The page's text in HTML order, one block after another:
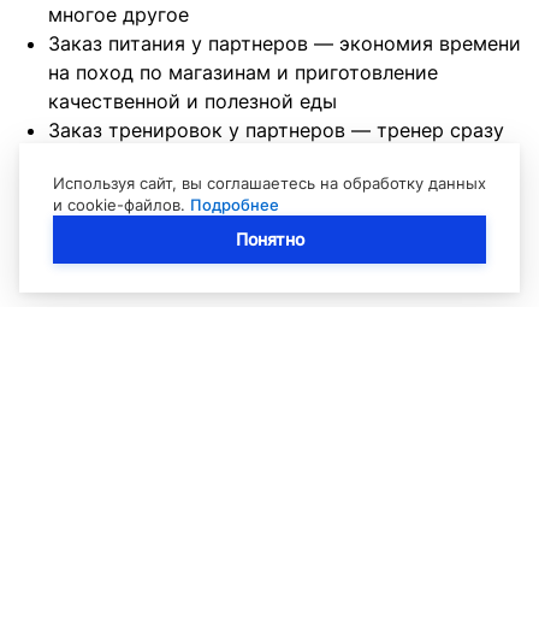
многое другое
Заказ питания у партнеров — экономия времени
на поход по магазинам и приготовление
качественной и полезной еды
Заказ тренировок у партнеров — тренер сразу
тренировок
Используя сайт, вы соглашаетесь на обработку данных
и cookie-файлов. Подробнее
Понятно